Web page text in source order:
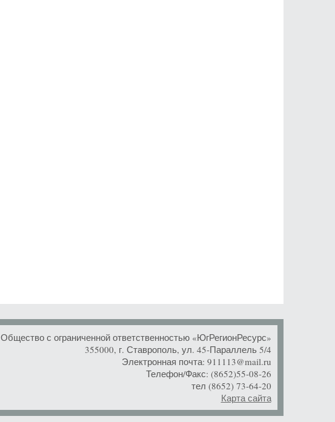
Общество с ограниченной ответственностью «ЮгРегионРесурс»
355000, г. Ставрополь, ул. 45-Параллель 5/4
Электронная почта: 911113@mail.ru
Телефон/Факс: (8652)55-08-26
тел (8652) 73-64-20
Карта сайта